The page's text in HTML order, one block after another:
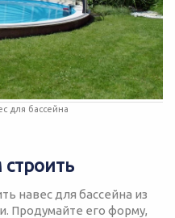
для бассейна
навес для бассейна из
Продумайте его форму,